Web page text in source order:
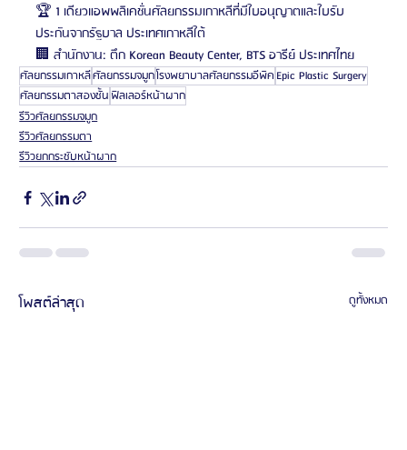
🏆 1 เดียวแอพพลิเคชั่นศัลยกรรมเกาหลีที่มีใบอนุญาตและใบรับ
ประกันจากรัฐบาล ประเทศเกาหลีใต้
🏢 สำนักงาน: ตึก Korean Beauty Center, BTS อารีย์ ประเทศไทย
ศัลยกรรมเกาหลีศัลยกรรมจมูกโรงพยาบาลศัลยกรรมอีพิคEpic Plastic Surgery
ศัลยกรรมตาสองชั้นฟิลเลอร์หน้าผาก
รีวิวศัลยกรรมจมูก
รีวิวศัลยกรรมตา
รีวิวยกกระชับหน้าผาก
โพสต์ล่าสุด ดูทั้งหมด